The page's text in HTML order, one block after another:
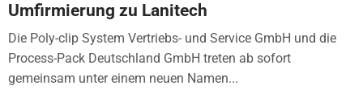
Umfirmierung zu Lanitech
Die Poly-clip System Vertriebs- und Service GmbH und die
Process-Pack Deutschland GmbH treten ab sofort
gemeinsam unter einem neuen Namen...